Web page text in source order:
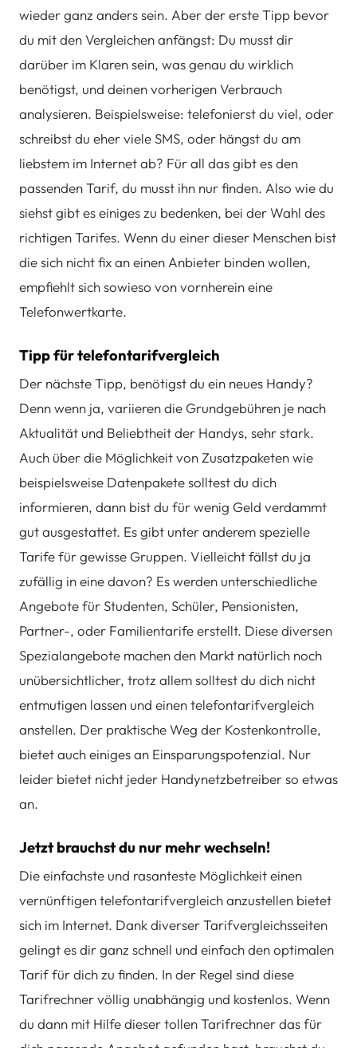
wieder ganz anders sein. Aber der erste Tipp bevor
du mit den Vergleichen anfängst: Du musst dir
darüber im Klaren sein, was genau du wirklich
benötigst, und deinen vorherigen Verbrauch
analysieren. Beispielsweise: telefonierst du viel, oder
schreibst du eher viele SMS, oder hängst du am
liebstem im Internet ab? Für all das gibt es den
passenden Tarif, du musst ihn nur finden. Also wie du
siehst gibt es einiges zu bedenken, bei der Wahl des
richtigen Tarifes. Wenn du einer dieser Menschen bist
die sich nicht fix an einen Anbieter binden wollen,
empfiehlt sich sowieso von vornherein eine
Telefonwertkarte.
Tipp für telefontarifvergleich
Der nächste Tipp, benötigst du ein neues Handy?
Denn wenn ja, variieren die Grundgebühren je nach
Aktualität und Beliebtheit der Handys, sehr stark.
Auch über die Möglichkeit von Zusatzpaketen wie
beispielsweise Datenpakete solltest du dich
informieren, dann bist du für wenig Geld verdammt
gut ausgestattet. Es gibt unter anderem spezielle
Tarife für gewisse Gruppen. Vielleicht fällst du ja
zufällig in eine davon? Es werden unterschiedliche
Angebote für Studenten, Schüler, Pensionisten,
Partner-, oder Familientarife erstellt. Diese diversen
Spezialangebote machen den Markt natürlich noch
unübersichtlicher, trotz allem solltest du dich nicht
entmutigen lassen und einen telefontarifvergleich
anstellen. Der praktische Weg der Kostenkontrolle,
bietet auch einiges an Einsparungspotenzial. Nur
leider bietet nicht jeder Handynetzbetreiber so etwas
an.
Jetzt brauchst du nur mehr wechseln!
Die einfachste und rasanteste Möglichkeit einen
vernünftigen telefontarifvergleich anzustellen bietet
sich im Internet. Dank diverser Tarifvergleichsseiten
gelingt es dir ganz schnell und einfach den optimalen
Tarif für dich zu finden. In der Regel sind diese
Tarifrechner völlig unabhängig und kostenlos. Wenn
du dann mit Hilfe dieser tollen Tarifrechner das für